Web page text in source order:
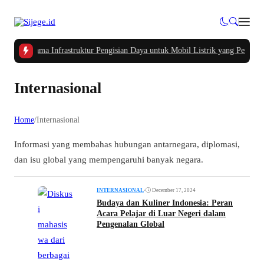
Utama Infrastruktur Pengisian Daya untuk Mobil Listrik yang Perlu
Internasional
Home/Internasional
Informasi yang membahas hubungan antarnegara, diplomasi,
dan isu global yang mempengaruhi banyak negara.
INTERNASIONAL• December 17, 2024
Budaya dan Kuliner Indonesia: Peran
Acara Pelajar di Luar Negeri dalam
Pengenalan Global